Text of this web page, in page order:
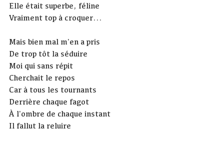
Elle était superbe, féline
Vraiment top à croquer...
Mais bien mal m'en a pris
De trop tôt la séduire
Moi qui sans répit
Cherchait le repos
Car à tous les tournants
Derrière chaque fagot
À l'ombre de chaque instant
Il fallut la reluire